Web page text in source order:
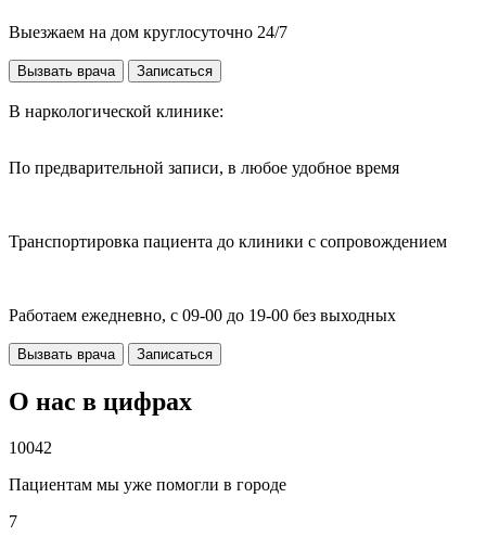
Выезжаем на дом круглосуточно 24/7
Вызвать врача Записаться
В наркологической клинике:
По предварительной записи, в любое удобное время
Транспортировка пациента до клиники с сопровождением
Работаем ежедневно, с 09-00 до 19-00 без выходных
Вызвать врача Записаться
О нас в цифрах
10042
Пациентам мы уже помогли в городе
7